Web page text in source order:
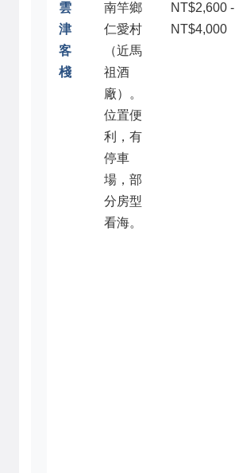
雲
津
客
棧
南竿鄉
仁愛村
（近馬
祖酒
廠）。
位置便
利，有
停車
場，部
分房型
看海。
NT$2,600 -
NT$4,000